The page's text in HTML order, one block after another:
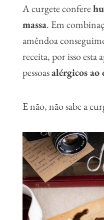
A curgete confere
massa. Em
amêndoa
receita, por isso esta
pessoasalérgicos ao
E não, não sabe a